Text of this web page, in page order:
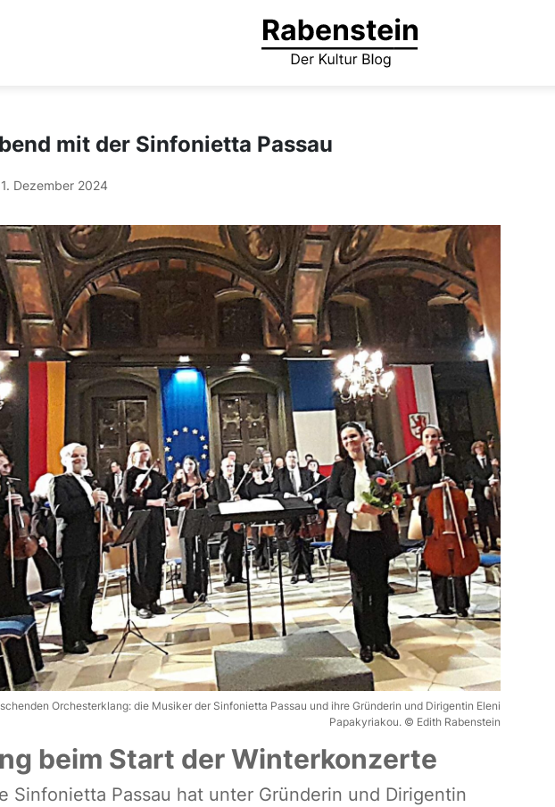
mit der Sinfonietta Passau
1. Dezember 2024
Orchesterklang: die Musiker der Sinfonietta Passau und ihre Gründerin und Dirigentin Eleni
Papakyriakou. © Edith Rabenstein
beim Start der Winterkonzerte
Sinfonietta Passau hat unter Gründerin und Dirigentin